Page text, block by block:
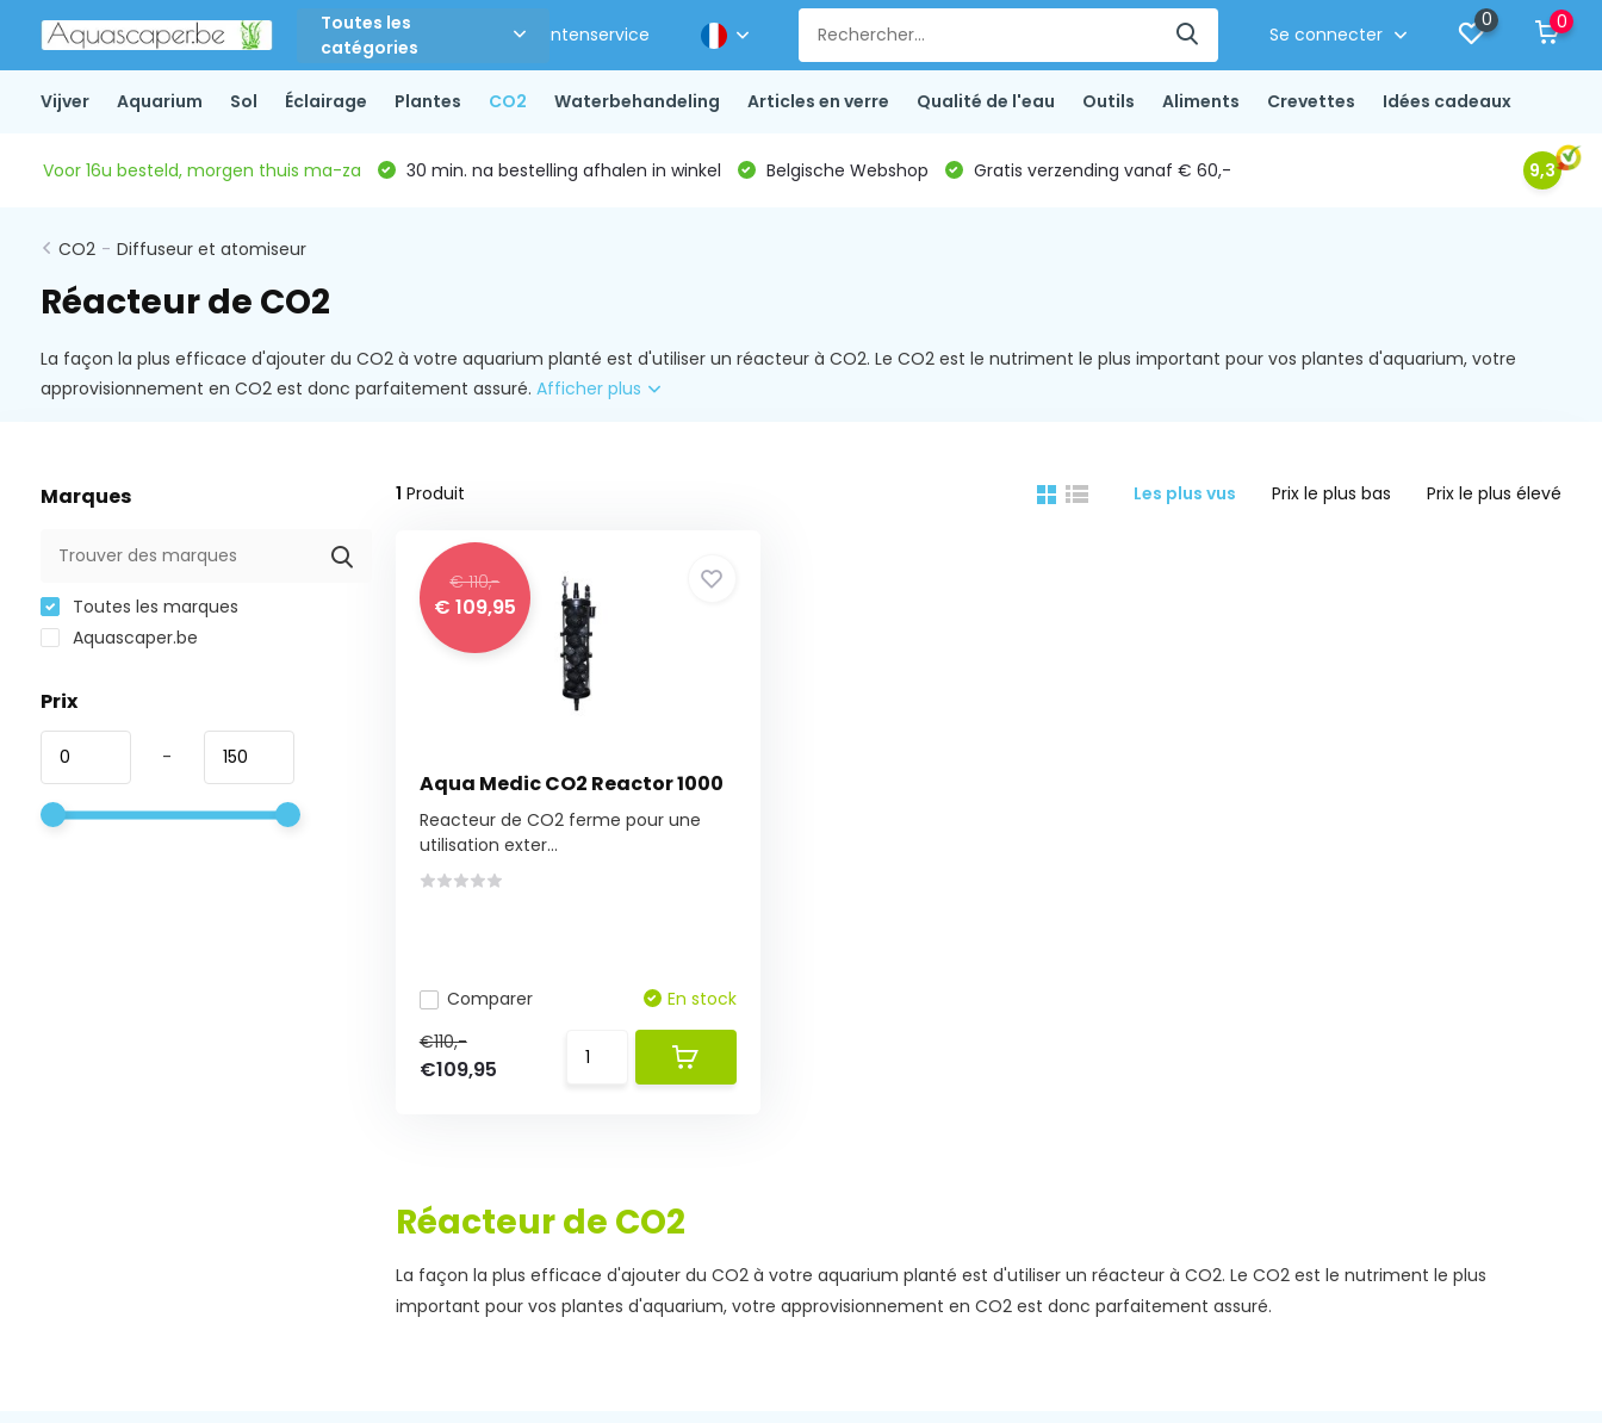
Toutes les
catégories
Klantenservice Se connecter
0 0
Vijver Aquarium Sol Éclairage Plantes CO2 Waterbehandeling Articles en verre Qualité de l'eau Outils Aliments Crevettes Idées cadeaux
Voor 16u besteld, morgen thuis ma-za 30 min. na bestelling afhalen in winkel Belgische Webshop Gratis verzending vanaf € 60,- 9,3
CO2 - Diffuseur et atomiseur
Réacteur de CO2
La façon la plus efficace d'ajouter du CO2 à votre aquarium planté est d'utiliser un réacteur à CO2. Le CO2 est le nutriment le plus important pour vos plantes d'aquarium, votre
approvisionnement en CO2 est donc parfaitement assuré. Afficher plus
Marques
Toutes les marques
Aquascaper.be
Prix
-
1 Produit Les plus vus Prix le plus bas Prix le plus élevé
€ 110,-
€ 109,95
Aqua Medic CO2 Reactor 1000
Reacteur de CO2 ferme pour une
utilisation exter...
Comparer
En stock
€110,-
€109,95
Réacteur de CO2
La façon la plus efficace d'ajouter du CO2 à votre aquarium planté est d'utiliser un réacteur à CO2. Le CO2 est le nutriment le plus
important pour vos plantes d'aquarium, votre approvisionnement en CO2 est donc parfaitement assuré.